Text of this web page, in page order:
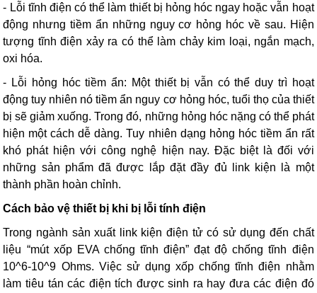
- Lỗi tĩnh điện có thể làm thiết bị hỏng hóc ngay hoặc vẫn hoạt
động nhưng tiềm ẩn những nguy cơ hỏng hóc về sau. Hiện
tượng tĩnh điện xảy ra có thể làm chảy kim loại, ngắn mạch,
oxi hóa.
- Lỗi hỏng hóc tiềm ẩn: Một thiết bị vẫn có thể duy trì hoạt
động tuy nhiên nó tiềm ẩn nguy cơ hỏng hóc, tuổi thọ của thiết
bị sẽ giảm xuống. Trong đó, những hỏng hóc nặng có thể phát
hiện một cách dễ dàng. Tuy nhiên dạng hỏng hóc tiềm ẩn rất
khó phát hiện với công nghệ hiện nay. Đặc biệt là đối với
những sản phẩm đã được lắp đặt đầy đủ link kiện là một
thành phần hoàn chỉnh.
Cách bảo vệ thiết bị khi bị lỗi tính điện
Trong ngành sản xuất link kiện điện tử có sử dụng đến chất
liệu “mút xốp EVA chống tĩnh điện” đạt độ chống tĩnh điện
10^6-10^9 Ohms. Việc sử dụng xốp chống tĩnh điện nhằm
làm tiêu tán các điện tích được sinh ra hay đưa các điện đó